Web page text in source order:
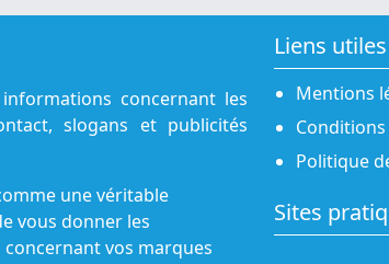
concernant les
slogans et publicités
une véritable
vous donner les
vos marques
Liens utiles
Mentions
Politique
Sites